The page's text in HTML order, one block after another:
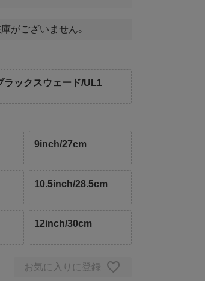
がございません。
ラックスウェード/UL1
9inch/27cm
10.5inch/28.5cm
12inch/30cm
お気に入りに登録